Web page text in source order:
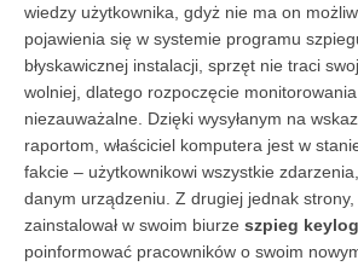
wiedzy użytkownika, gdyż nie ma on
pojawienia się w systemie programu
błyskawicznej instalacji, sprzęt nie traci
wolniej, dlatego rozpoczęcie
niezauważalne. Dzięki wysyłanym na
raportom, właściciel komputera jest w
fakcie – użytkownikowi wszystkie
danym urządzeniu. Z drugiej jednak
zainstalował w swoim biurze szpieg
poinformować pracowników o swoim